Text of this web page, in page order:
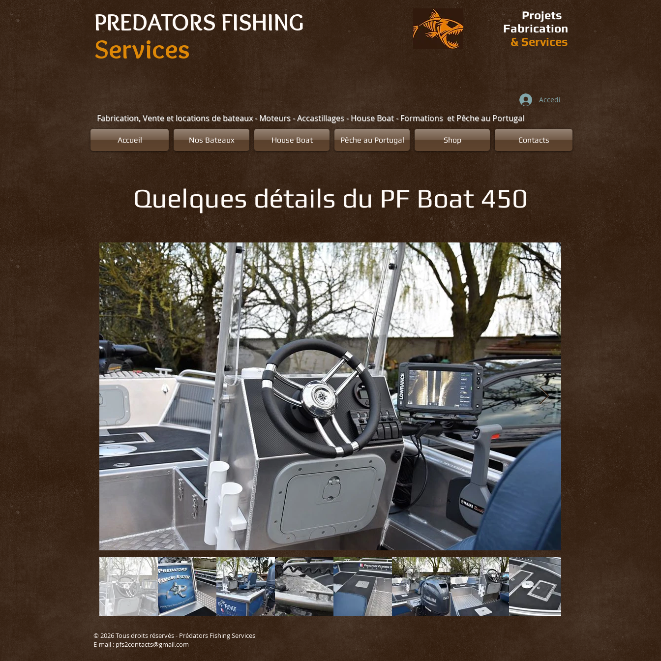
Select Language
PREDATORS FISHING
Services
Projets
Fabrication
& Services
Accedi
Fabrication, Vente et locations de bateaux - Moteurs - Accastillages - House Boat - Formations et Pêche au Portugal
Accueil Nos Bateaux House Boat Pêche au Portugal Shop Contacts
Quelques détails du PF Boat 450
© 2026 Tous droits réservés - Prédators Fishing Services
E-mail : pfs2contacts@gmail.com